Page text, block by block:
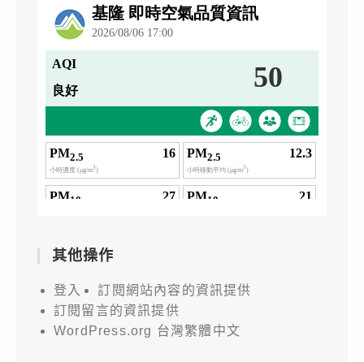
其他操作
登入
訂閱網站內容的資訊提供
訂閱留言的資訊提供
WordPress.org 台灣繁體中文